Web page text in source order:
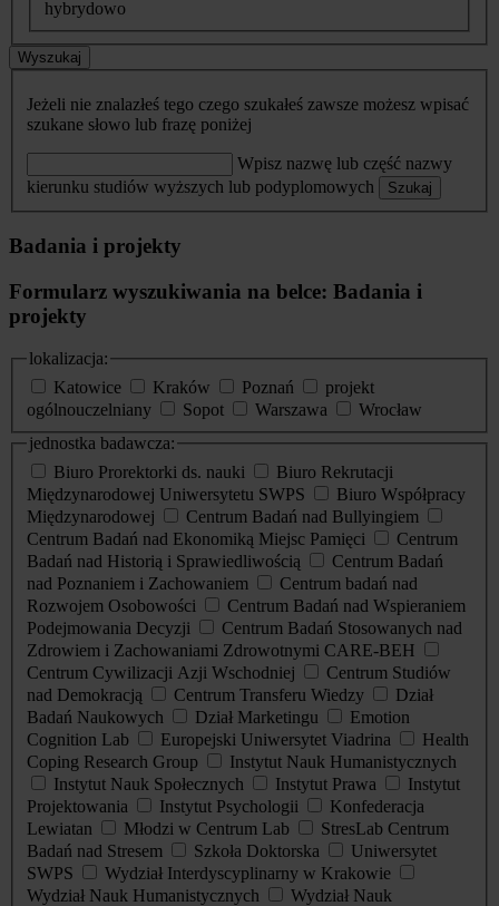
hybrydowo
Wyszukaj
Jeżeli nie znalazłeś tego czego szukałeś zawsze możesz wpisać
szukane słowo lub frazę poniżej
Wpisz nazwę lub część nazwy
kierunku studiów wyższych lub podyplomowych
Szukaj
Badania i projekty
Formularz wyszukiwania na belce: Badania i
projekty
lokalizacja:
Katowice
Kraków Poznań
projekt
ogólnouczelniany
Sopot Warszawa
Wrocław
jednostka badawcza:
Biuro Prorektorki ds. nauki
Biuro Rekrutacji
Międzynarodowej Uniwersytetu SWPS
Biuro Współpracy
Międzynarodowej
Centrum Badań nad Bullyingiem
Centrum Badań nad Ekonomiką Miejsc Pamięci
Centrum
Badań nad Historią i Sprawiedliwością
Centrum Badań
nad Poznaniem i Zachowaniem
Centrum badań nad
Rozwojem Osobowości
Centrum Badań nad Wspieraniem
Podejmowania Decyzji
Centrum Badań Stosowanych nad
Zdrowiem i Zachowaniami Zdrowotnymi CARE-BEH
Centrum Cywilizacji Azji Wschodniej
Centrum Studiów
nad Demokracją
Centrum Transferu Wiedzy
Dział
Badań Naukowych
Dział Marketingu
Emotion
Cognition Lab
Europejski Uniwersytet Viadrina
Health
Coping Research Group
Instytut Nauk Humanistycznych
Instytut Nauk Społecznych
Instytut Prawa
Instytut
Projektowania
Instytut Psychologii
Konfederacja
Lewiatan
Młodzi w Centrum Lab
StresLab Centrum
Badań nad Stresem
Szkoła Doktorska
Uniwersytet
SWPS
Wydział Interdyscyplinarny w Krakowie
Wydział Nauk Humanistycznych
Wydział Nauk